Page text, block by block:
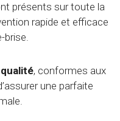
présents sur toute la
rapide et efficace
brise.
qualité, conformes aux
une parfaite